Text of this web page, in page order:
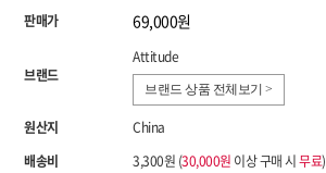
판매가 69,000원
브랜드
Attitude
브랜드 상품 전체보기 >
원산지
China
배송비
3,300원 (30,000원 이상 구매 시무료)